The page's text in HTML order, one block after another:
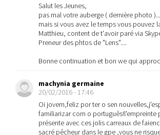
Salut les Jeunes,
pas mal votre auberge ( dernière photo
mais si vous avez le temps vous pouvez
Matthieu, content de t'avoir paré via
Preneur des phtos de "Lens"....
Bonne continuation et bon we qui
machynia germaine
20/02/2016 - 17:46
Oi jovem,feliz por ter o sen
familiarizar com o português!l'empreinte
présente avec ces jolis carreaux de
sacré pêcheur dans le gpe ,vous ne